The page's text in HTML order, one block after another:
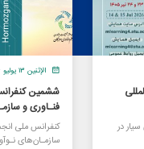
در
الإثنين ١٣ يوليو ٢٠٢٦
ششمین
فنـاوری و
کنفرانس ملی
سازمـان‌های